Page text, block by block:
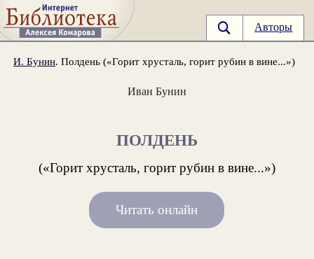
Авторы
И. Бунин. Полдень («Горит хрусталь, горит рубин в вине...»)
Иван Бунин
ПОЛДЕНЬ
(«Горит хрусталь, горит рубин в вине...»)
Читать онлайн